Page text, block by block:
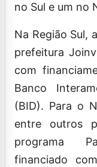
no Sul e um no
Na Região Sul,
prefeitura
com
Banco
(BID). Para o
entre outros
programa
financiado